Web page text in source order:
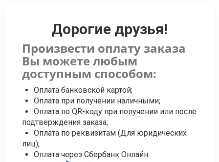
Дорогие друзья!
Произвести оплату заказа
Вы можете любым
доступным способом:
Оплата банковской картой;
Оплата при получении наличными;
Оплата по QR-коду при получении или после
подтверждения заказа;
Оплата по реквизитам (Для юридических
лиц);
Оплата через Сбербанк Онлайн.